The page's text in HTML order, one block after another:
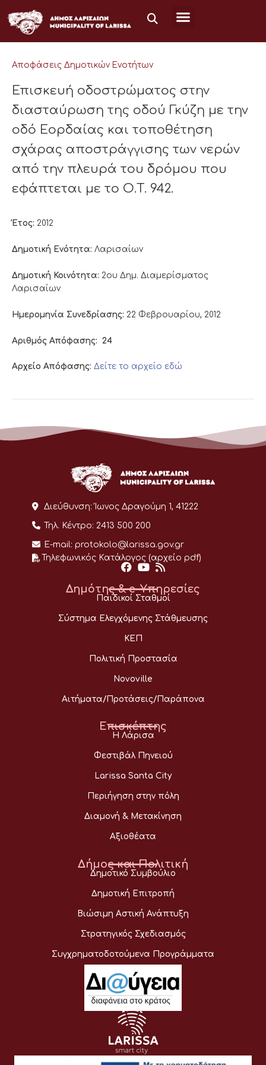
στο
περιεχόμενο
Αποφάσεις Δημοτικών Ενοτήτων
Επισκευή οδοστρώματος στην
διασταύρωση της οδού Γκύζη με την
οδό Εορδαίας και τοποθέτηση
σχάρας αποστράγγισης των νερών
από την πλευρά του δρόμου που
εφάπτεται με το Ο.Τ. 942.
Έτος: 2012
Δημοτική Ενότητα: Λαρισαίων
Δημοτική Κοινότητα: 2ου Δημ. Διαμερίσματος
Λαρισαίων
Ημερομηνία Συνεδρίασης: 22 Φεβρουαρίου, 2012
Αριθμός Απόφασης: 24
Αρχείο Απόφασης: Δείτε το αρχείο εδώ
Διεύθυνση: Ίωνος Δραγούμη 1, 41222
Τηλ. Κέντρο: 2413 500 200
E-mail: protokolo@larissa.gov.gr
Τηλεφωνικός Κατάλογος (αρχείο pdf)
Δημότης & e-Υπηρεσίες
Παιδικοί Σταθμοί
Σύστημα Ελεγχόμενης Στάθμευσης
ΚΕΠ
Πολιτική Προστασία
Novoville
Αιτήματα/Προτάσεις/Παράπονα
Επισκέπτης
Η Λάρισα
Φεστιβάλ Πηνειού
Larissa Santa City
Περιήγηση στην πόλη
Διαμονή & Μετακίνηση
Αξιοθέατα
Δήμος και Πολιτική
Δημοτικό Συμβούλιο
Δημοτική Επιτροπή
Βιώσιμη Αστική Ανάπτυξη
Στρατηγικός Σχεδιασμός
Συγχρηματοδοτούμενα Προγράμματα